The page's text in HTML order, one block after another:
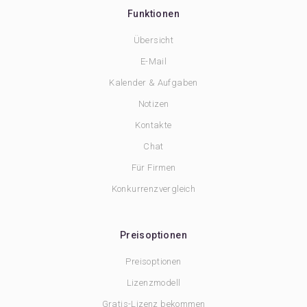
Funktionen
Übersicht
E-Mail
Kalender & Aufgaben
Notizen
Kontakte
Chat
Für Firmen
Konkurrenzvergleich
Preisoptionen
Preisoptionen
Lizenzmodell
Gratis-Lizenz bekommen